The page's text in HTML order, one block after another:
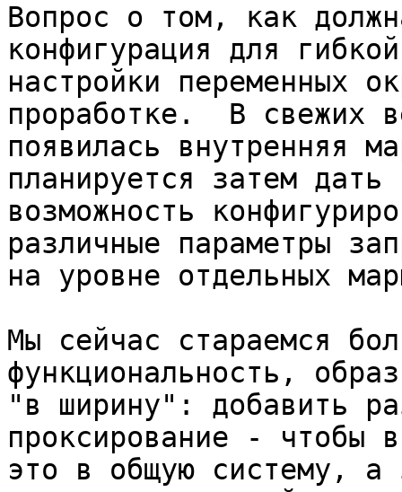
Вопрос о том, как
конфигурация для
настройки переменных
проработке.  В свежих
появилась внутренняя
планируется затем дать
возможность
различные параметры
на уровне отдельных
Мы сейчас стараемся
функциональность,
"в ширину": добавить
проксирование - чтобы
это в общую систему, а